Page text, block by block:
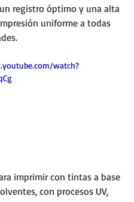
registro óptimo y una alta
uniforme a todas
watch?
imprimir con tintas a base
con procesos UV,